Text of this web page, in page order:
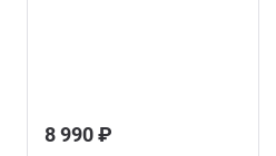
8 990 ₽